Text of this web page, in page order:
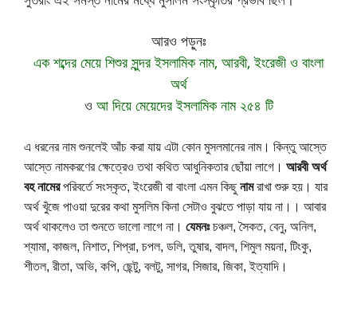
আরও পড়ুনঃ
এক শব্দের মেয়ে শিশুর সুন্দর ইসলামিক নাম, আরবী, ইংরেজী ও বাংলা
অর্থ
ও আ দিয়ে মেয়েদের ইসলামিক নাম ২৫৪ টি
এ ধরনের নাম শুনলেই আঁচ করা যায় এটা কোন মুসলমানের নাম। কিন্তু আস্তে
আস্তে নামকরণের ক্ষেত্রেও তথা কথিত আধুনিকতার ছোঁয়া লাগে। আরবী অর্থ
বহ নামের পরিবর্তে সংস্কৃত, ইংরেজী বা বাংলা এমন কিছু নাম রাখা শুরু হয়। যার
অর্থ খুঁজে পাওয়া দুরের কথা মুসলিম কিনা সেটাও বুঝতে পাড়া যায় না।। আবার
অর্থ থাকলেও তা শুনতে ভালো লাগে না। যেমনঃ চঞ্চল, সৈকত, বেনু, অনিল,
শ্যামা, কাজল, নিশাত, শিপ্রা, চপল, ডলি, তুষার, বাদল, শিমুল ময়না, টিংকু,
শীতল, রীতা, অভি, কপি, ছেন্টু, বলটু, সাগর, সিজার, জিকা, ইত্যাদি।